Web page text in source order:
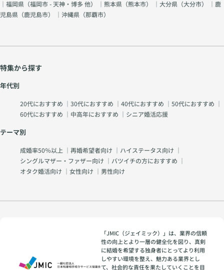
｜福岡県（福岡市 - 天神・博多 他） ｜熊本県（熊本市） ｜大分県（大分市） ｜鹿
児島県（鹿児島市） ｜沖縄県（那覇市）
特集から探す
年代別
20代におすすめ ｜ 30代におすすめ ｜ 40代におすすめ ｜ 50代におすすめ ｜
60代におすすめ ｜ 中高年におすすめ ｜ シニア婚活応援
テーマ別
成婚率50％以上 ｜ 再婚希望者向け ｜ ハイステータス向け ｜
シングルマザー・ファザー向け ｜ バツイチの方におすすめ ｜
オタク婚活向け ｜ 女性向け ｜ 男性向け
「JMIC（ジェイミック）」は、業界の信頼
性の向上とより一層の健全化を図り、真剣
に結婚を希望する独身者にとってより利用
しやすい環境を整え、魅力ある業界とし
て、社会的な責任を果たしていくことを目